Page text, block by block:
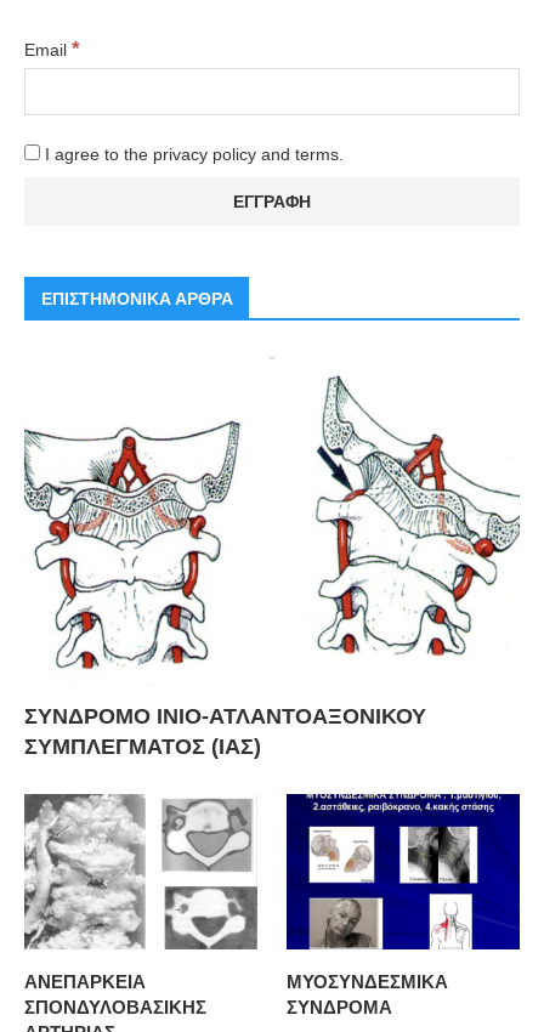
Email *
I agree to the privacy policy and terms.
ΕΠΙΣΤΗΜΟΝΙΚΑ ΑΡΘΡΑ
ΣΥΝΔΡΟΜΟ ΙΝΙΟ-ΑΤΛΑΝΤΟΑΞΟΝΙΚΟΥ
ΣΥΜΠΛΕΓΜΑΤΟΣ (ΙΑΣ)
ΑΝΕΠΑΡΚΕΙΑ
ΣΠΟΝΔΥΛΟΒΑΣΙΚΗΣ
ΜΥΟΣΥΝΔΕΣΜΙΚΑ
ΣΥΝΔΡΟΜΑ